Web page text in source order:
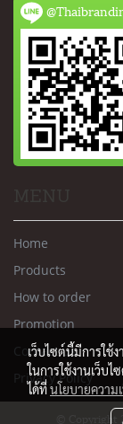
Home
Products
How to order
Promotion
Contact us
Privacy Policy
© Copyright
เว็บไซต์นี้มีการใ
ในการใช้งานเว็บ
ได้ที่นโยบายความ